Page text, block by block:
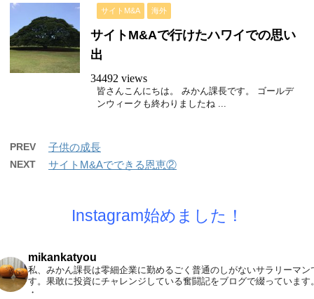
サイトM&A 海外
サイトM&Aで行けたハワイでの思い
出
34492 views
皆さんこんにちは。 みかん課長です。 ゴールデ
ンウィークも終わりましたね ...
PREV 子供の成長
NEXT サイトM&Aでできる恩恵②
Instagram始めました！
mikankatyou
私、みかん課長は零細企業に勤めるごく普通のしがないサラリーマン
す。果敢に投資にチャレンジしている奮闘記をブログで綴っています
・